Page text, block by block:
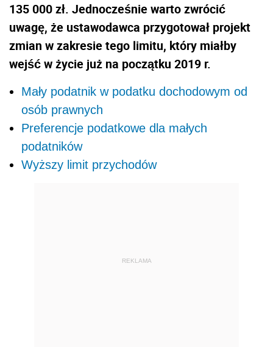
135 000 zł. Jednocześnie warto zwrócić
uwagę, że ustawodawca przygotował projekt
zmian w zakresie tego limitu, który miałby
wejść w życie już na początku 2019 r.
Mały podatnik w podatku dochodowym od
osób prawnych
Preferencje podatkowe dla małych
podatników
Wyższy limit przychodów
REKLAMA